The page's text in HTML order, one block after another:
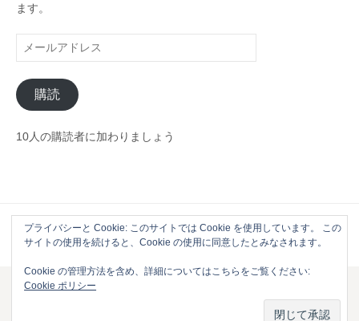
ます。
ー
ル
ア
ド
レ
購読
10人の購読者に加わりましょう
Powered byWordPress | Theme byThemehaus
プライバシーと Cookie: このサイトでは Cookie を使用しています。 この
サイトの使用を続けると、Cookie の使用に同意したとみなされます。
Cookie の管理方法を含め、詳細についてはこちらをご覧ください:
Cookie ポリシー